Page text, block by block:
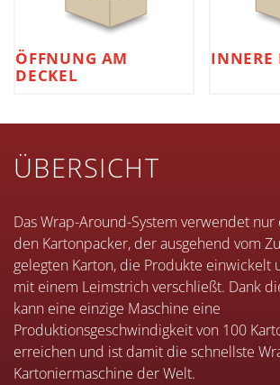
ÖFFNUNG AM
DECKEL
INNERE
ÜBERSICHT
Das Wrap-Around-System verwendet nur
den Kartonpacker, der ausgehend vom
gelegten Karton, die Produkte einwickelt
mit einem Leimstrich verschließt. Dank
kann eine einzige Maschine eine
Produktionsgeschwindigkeit von 100
erreichen und ist damit die schnellste
Kartoniermaschine der Welt.